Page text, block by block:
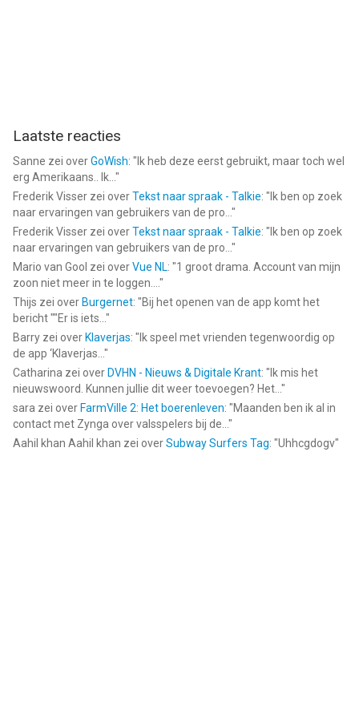
Laatste reacties
Sanne zei overGoWish: " Ik heb deze eerst gebruikt, maar toch wel
erg Amerikaans.. Ik... "
Frederik Visser zei overTekst naar spraak - Talkie: " Ik ben op zoek
naar ervaringen van gebruikers van de pro... "
Frederik Visser zei overTekst naar spraak - Talkie: " Ik ben op zoek
naar ervaringen van gebruikers van de pro... "
Mario van Gool zei overVue NL: "1 groot drama. Account van mijn
zoon niet meer in te loggen.... "
Thijs zei over Burgernet: "Bij het openen van de app komt het
bericht ""Er is iets... "
Barry zei over Klaverjas: " Ik speel met vrienden tegenwoordig op
de app ‘Klaverjas... "
Catharina zei over DVHN - Nieuws & Digitale Krant: " Ik mis het
nieuwswoord. Kunnen jullie dit weer toevoegen? Het... "
sara zei over FarmVille 2: Het boerenleven: "Maanden ben ik al in
contact met Zynga over valsspelers bij de... "
Aahil khan Aahil khan zei overSubway Surfers Tag: "Uhhcgdogv"